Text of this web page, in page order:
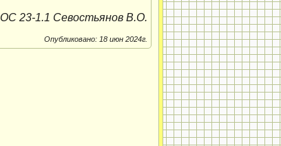
23-1.1 Севостьянов В.О.
Опубликовано: 18 июн 2024г.